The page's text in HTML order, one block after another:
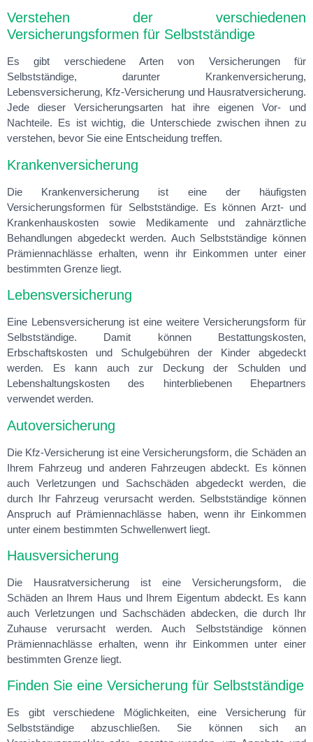
Verstehen der verschiedenen
Versicherungsformen für Selbstständige
Es gibt verschiedene Arten von Versicherungen für
Selbstständige, darunter Krankenversicherung,
Lebensversicherung, Kfz-Versicherung und Hausratversicherung.
Jede dieser Versicherungsarten hat ihre eigenen Vor- und
Nachteile. Es ist wichtig, die Unterschiede zwischen ihnen zu
verstehen, bevor Sie eine Entscheidung treffen.
Krankenversicherung
Die Krankenversicherung ist eine der häufigsten
Versicherungsformen für Selbstständige. Es können Arzt- und
Krankenhauskosten sowie Medikamente und zahnärztliche
Behandlungen abgedeckt werden. Auch Selbstständige können
Prämiennachlässe erhalten, wenn ihr Einkommen unter einer
bestimmten Grenze liegt.
Lebensversicherung
Eine Lebensversicherung ist eine weitere Versicherungsform für
Selbstständige. Damit können Bestattungskosten,
Erbschaftskosten und Schulgebühren der Kinder abgedeckt
werden. Es kann auch zur Deckung der Schulden und
Lebenshaltungskosten des hinterbliebenen Ehepartners
verwendet werden.
Autoversicherung
Die Kfz-Versicherung ist eine Versicherungsform, die Schäden an
Ihrem Fahrzeug und anderen Fahrzeugen abdeckt. Es können
auch Verletzungen und Sachschäden abgedeckt werden, die
durch Ihr Fahrzeug verursacht werden. Selbstständige können
Anspruch auf Prämiennachlässe haben, wenn ihr Einkommen
unter einem bestimmten Schwellenwert liegt.
Hausversicherung
Die Hausratversicherung ist eine Versicherungsform, die
Schäden an Ihrem Haus und Ihrem Eigentum abdeckt. Es kann
auch Verletzungen und Sachschäden abdecken, die durch Ihr
Zuhause verursacht werden. Auch Selbstständige können
Prämiennachlässe erhalten, wenn ihr Einkommen unter einer
bestimmten Grenze liegt.
Finden Sie eine Versicherung für Selbstständige
Es gibt verschiedene Möglichkeiten, eine Versicherung für
Selbstständige abzuschließen. Sie können sich an